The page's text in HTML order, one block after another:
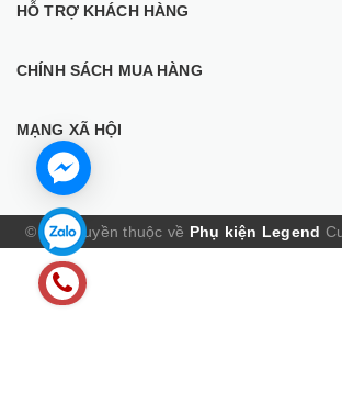
HỖ TRỢ KHÁCH HÀNG
CHÍNH SÁCH MUA HÀNG
MẠNG XÃ HỘI
© Bản quyền thuộc về Phụ kiện Legend